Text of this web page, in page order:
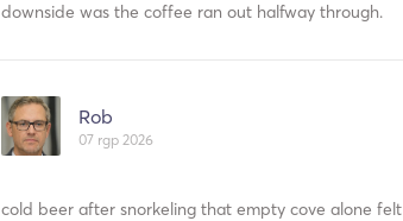
downside was the coffee ran out halfway through.
Rob
07 rgp 2026
cold beer after snorkeling that empty cove alone